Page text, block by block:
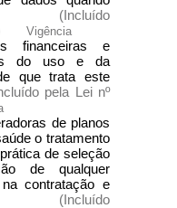
ou (Incluído
Vigência
financeiras e
do uso e da
que trata este
pela Lei nº
de planos
o tratamento
de seleção
de qualquer
contratação e
(Incluído